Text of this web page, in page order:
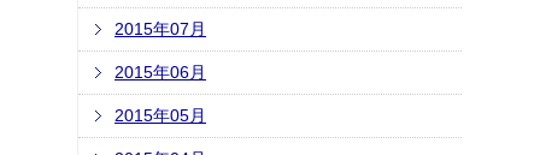
2015年07月
2015年06月
2015年05月